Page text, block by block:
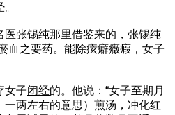
。
张锡纯那里借鉴来的，张锡纯
血之要药。能除痃癖癥瘕，女子
女子闭经的。他说：“女子至期月
一两左右的意思）煎汤，冲化红